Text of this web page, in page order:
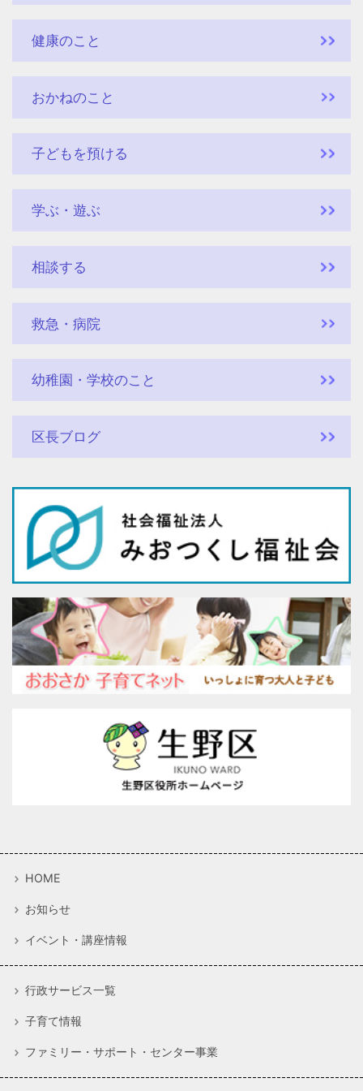
健康のこと
おかねのこと
子どもを預ける
学ぶ・遊ぶ
相談する
救急・病院
幼稚園・学校のこと
区長ブログ
HOME
お知らせ
イベント・講座情報
行政サービス一覧
子育て情報
ファミリー・サポート・センター事業